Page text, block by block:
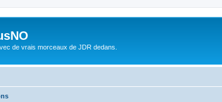
de vrais morceaux de JDR dedans.